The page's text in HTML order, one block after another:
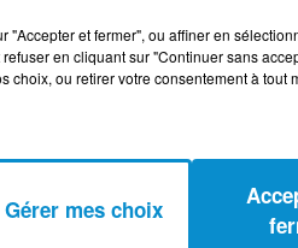
"Accepter et fermer", ou affiner en
en cliquant sur "Continuer sans
choix, ou retirer votre consentement à
Gérer mes choix